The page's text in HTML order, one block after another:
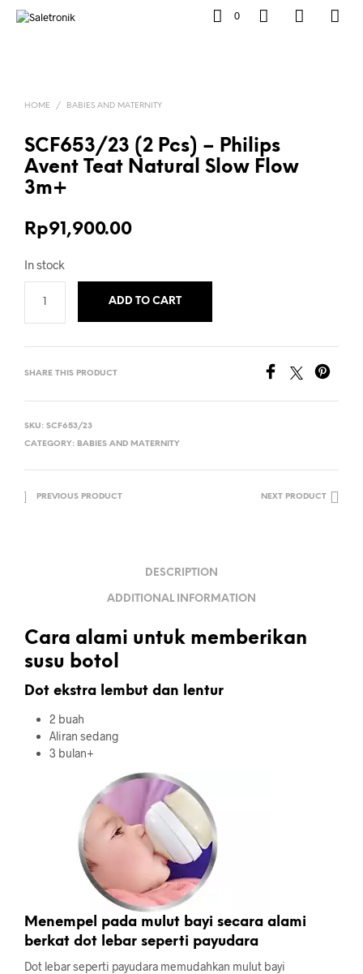
0
HOME / BABIES AND MATERNITY
SCF653/23 (2 Pcs) – Philips
Avent Teat Natural Slow Flow
3m+
Rp91,900.00
In stock
ADD TO CART
SHARE THIS PRODUCT
SKU: SCF653/23
CATEGORY: BABIES AND MATERNITY
PREVIOUS PRODUCT NEXT PRODUCT
DESCRIPTION
ADDITIONAL INFORMATION
Cara alami untuk memberikan
susu botol
Dot ekstra lembut dan lentur
2 buah
Aliran sedang
3 bulan+
Menempel pada mulut bayi secara alami
berkat dot lebar seperti payudara
Dot lebar seperti payudara memudahkan mulut bayi